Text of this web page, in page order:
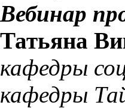
Вебинар
Татьяна
кафедры
кафедры